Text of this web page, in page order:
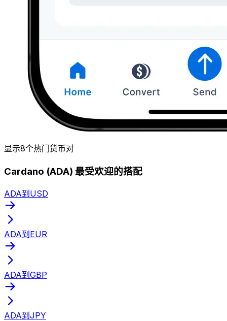
显示8个热门货币对
Cardano (ADA) 最受欢迎的搭配
ADA到USD
ADA到EUR
ADA到GBP
ADA到JPY